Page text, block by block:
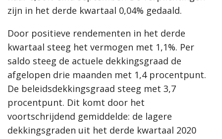
zijn in het derde kwartaal 0,04% gedaald.
Door positieve rendementen in het derde
kwartaal steeg het vermogen met 1,1%. Per
saldo steeg de actuele dekkingsgraad de
afgelopen drie maanden met 1,4 procentpunt.
De beleidsdekkingsgraad steeg met 3,7
procentpunt. Dit komt door het
voortschrijdend gemiddelde: de lagere
dekkingsgraden uit het derde kwartaal 2020